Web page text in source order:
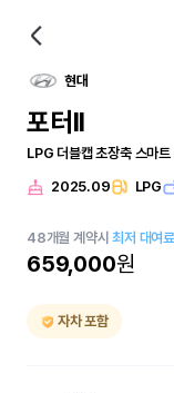
현대
포터II
LPG 더블캡 초장축 스마트
2025.09 LPG
48개월 계약시최저 대여료
659,000원
자차 포함